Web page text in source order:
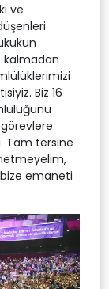
ve
kalmadan
Biz 16
Tam tersine
emaneti